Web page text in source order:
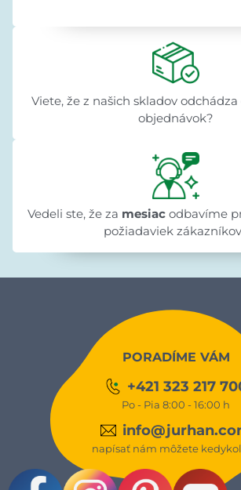
Viete, že z našich skladov odchádza
objednávok?
Vedeli ste, že za mesiac odbavíme
požiadaviek
PORADÍME VÁM
+421 323 217
Po - Pia 8:00 - 16:00 h
napísať nám môžete